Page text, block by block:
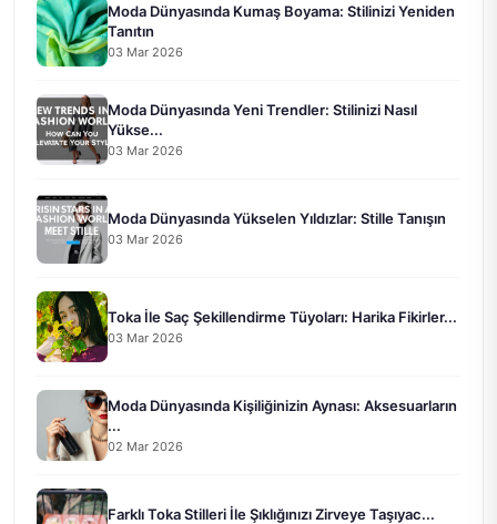
Moda Dünyasında Kumaş Boyama: Stilinizi Yeniden
Tanıtın
03 Mar 2026
Moda Dünyasında Yeni Trendler: Stilinizi Nasıl
Yükse...
03 Mar 2026
Moda Dünyasında Yükselen Yıldızlar: Stille Tanışın
03 Mar 2026
Toka İle Saç Şekillendirme Tüyoları: Harika Fikirler...
03 Mar 2026
Moda Dünyasında Kişiliğinizin Aynası: Aksesuarların
...
02 Mar 2026
Farklı Toka Stilleri İle Şıklığınızı Zirveye Taşıyac...